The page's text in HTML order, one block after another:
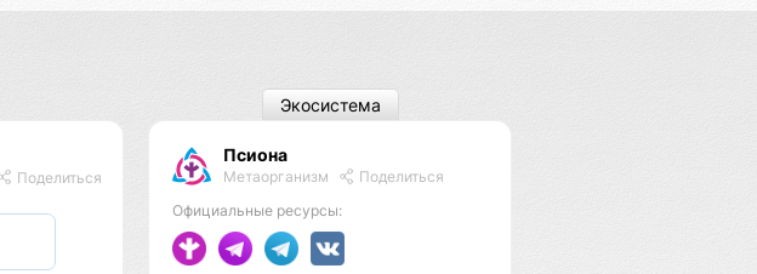
Поделиться
Псиона
Метаорганизм
Поделиться
Официальные ресурсы:
Экосистема